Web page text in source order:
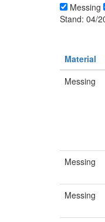
Messing
Stand: 04/
Material
Messing
Messing
Messing